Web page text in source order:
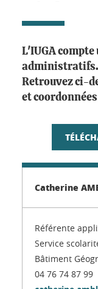
L'IUGA
administratifs.
Retrouvez ci-
et
Catherine
Référente
Service
Bâtiment
04 76 74 87 99